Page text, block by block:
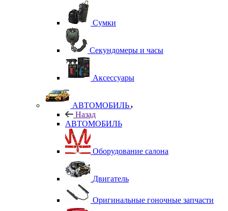
Сумки
Секундомеры и часы
Аксессуары
АВТОМОБИЛЬ
Назад
АВТОМОБИЛЬ
Оборудование салона
Двигатель
Оригинальные гоночные запчасти